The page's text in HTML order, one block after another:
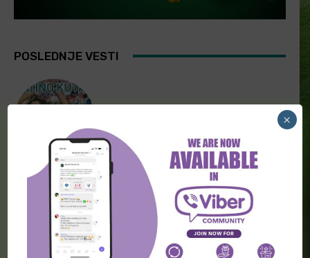
POSLEDNJE VESTI
[PREMIUM] Latino kutak 07. Avgust
FUDBAL
[PREMIUM] Skandinavske lige 07.
×